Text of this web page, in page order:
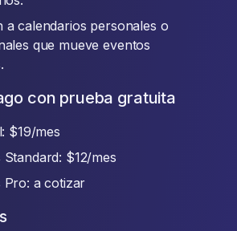
a calendarios personales o
que mueve eventos
con prueba gratuita
$19/mes
Standard: $12/mes
Pro: a cotizar